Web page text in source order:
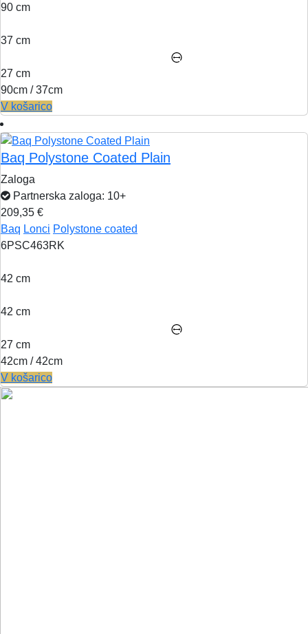
90 cm
37 cm
27 cm
90cm / 37cm
V košarico
Baq Polystone Coated Plain
Zaloga
Partnerska zaloga: 10+
209,35 €
Baq Lonci Polystone coated
6PSC463RK
42 cm
42 cm
27 cm
42cm / 42cm
V košarico